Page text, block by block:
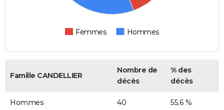
Femmes Hommes
Famille CANDELLIER
Nombre de
décès
% des
décès
Hommes 40 55,6 %